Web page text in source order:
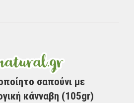
σαπούνι με
κάνναβη (105gr)